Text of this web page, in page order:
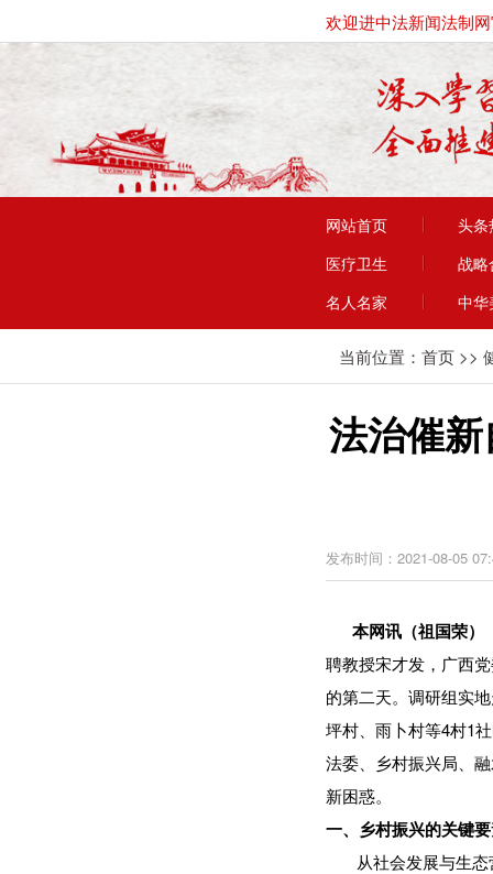
欢迎进中法新闻法制
网站首页
头条
医疗卫生
战略
名人名家
中华
当前位置： 首页 >>
法治催
发布时间：2021-08-05
本网讯（祖国荣）
聘教授宋才发，广西
的第二天。调研组实
坪村、雨卜村等4村1
法委、乡村振兴局、
新困惑。
一、乡村振兴的关键
从社会发展与生态